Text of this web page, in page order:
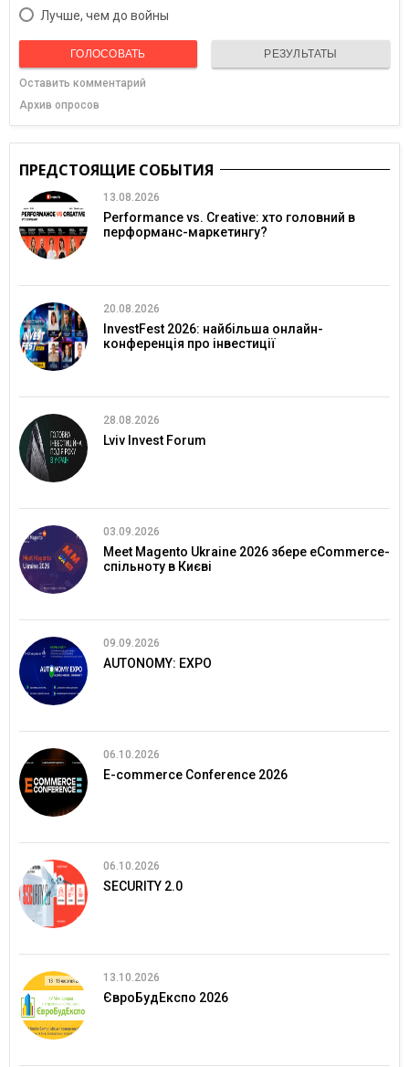
Лучше, чем до войны
ГОЛОСОВАТЬ РЕЗУЛЬТАТЫ
Оставить комментарий
Архив опросов
ПРЕДСТОЯЩИЕ СОБЫТИЯ
13.08.2026
Performance vs. Creative: хто головний в
перформанс-маркетингу?
20.08.2026
InvestFest 2026: найбільша онлайн-
конференція про інвестиції
28.08.2026
Lviv Invest Forum
03.09.2026
Meet Magento Ukraine 2026 збере eCommerce-
спільноту в Києві
09.09.2026
AUTONOMY: EXPO
06.10.2026
E-commerce Conference 2026
06.10.2026
SECURITY 2.0
13.10.2026
ЄвроБудЕкспо 2026